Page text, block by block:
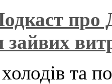
про
зайвих
та